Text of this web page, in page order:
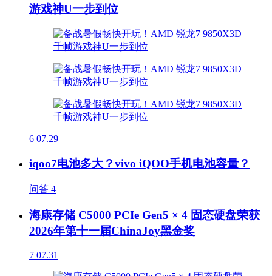
游戏神U一步到位
6 07.29
iqoo7电池多大？vivo iQOO手机电池容量？
问答 4
海康存储 C5000 PCIe Gen5 × 4 固态硬盘荣获
2026年第十一届ChinaJoy黑金奖
7 07.31